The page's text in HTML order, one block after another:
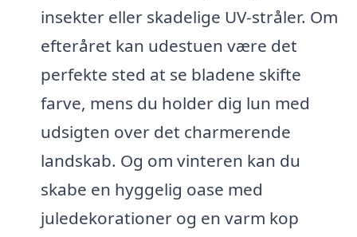
insekter eller skadelige UV-stråler. Om
efteråret kan udestuen være det
perfekte sted at se bladene skifte
farve, mens du holder dig lun med
udsigten over det charmerende
landskab. Og om vinteren kan du
skabe en hyggelig oase med
juledekorationer og en varm kop